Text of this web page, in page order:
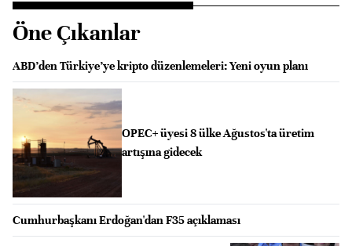
Öne Çıkanlar
ABD’den Türkiye’ye kripto düzenlemeleri: Yeni oyun planı
OPEC+ üyesi 8 ülke Ağustos'ta üretim
artışına gidecek
Cumhurbaşkanı Erdoğan'dan F35 açıklaması